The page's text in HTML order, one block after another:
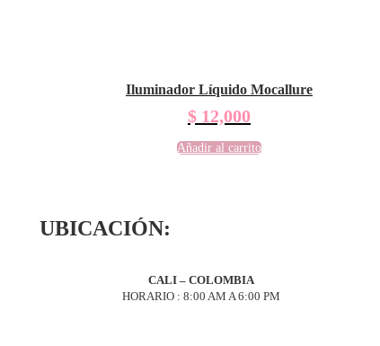
Iluminador Líquido Mocallure
$12,000
Añadir al carrito
UBICACIÓN:
CALI – COLOMBIA
HORARIO : 8:00 AM A 6:00 PM